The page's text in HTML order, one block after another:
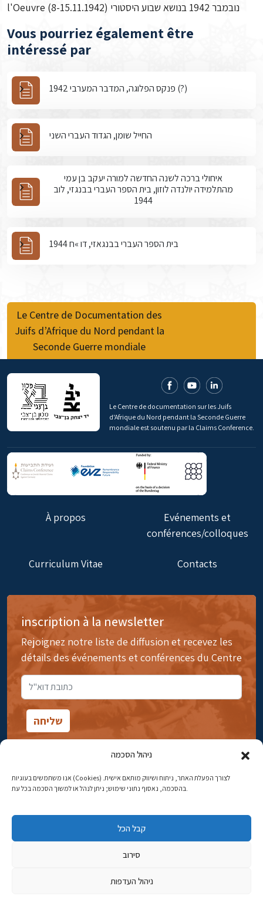
ניהול הסכמה
אנו משתמשים בעוגיות (Cookies) לצורך הפעלת האתר, ניתוח ושיווק מותאם אישית.
בהסכמה, נאסוף נתוני שימוש; ניתן לנהל או למשוך הסכמה בכל עת.
קבל הכל
סירוב
ניהול העדפות
l'Oeuvre נובמבר 1942 בנושא שבוע היסטורי (8-15.11.1942)
Vous pourriez également être
intéressé par
פנקס הפלוגה, המדבר המערבי 1942 (?)
החייל שומן, הגדוד העברי השני
איחולי ברכה לשנה החדשה למורה יעקב בן עמי
מהתלמידה יולנדה לוזון, בית הספר העברי בבנגזי, לוב
1944
בית הספר העברי בבנגאזי, דו »ח 1944
Le Centre de Documentation des
Juifs d’Afrique du Nord pendant la
Seconde Guerre mondiale
Le Centre de documentation sur les Juifs
d'Afrique du Nord pendant la Seconde Guerre
mondiale est soutenu par la Claims Conference.
À propos
Evénements et
conférences/colloques
Curriculum Vitae Contacts
inscription à la newsletter
Rejoignez notre liste de diffusion et recevez les
détails des événements et conférences du Centre
14rue Ibn Gavirol, Rehavia, Jérusalem
Adresse électronique:najww2@ybz.org.il